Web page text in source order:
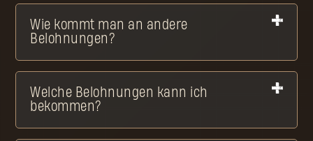
Wie kommt man an andere
Belohnungen?
Welche Belohnungen kann ich
bekommen?